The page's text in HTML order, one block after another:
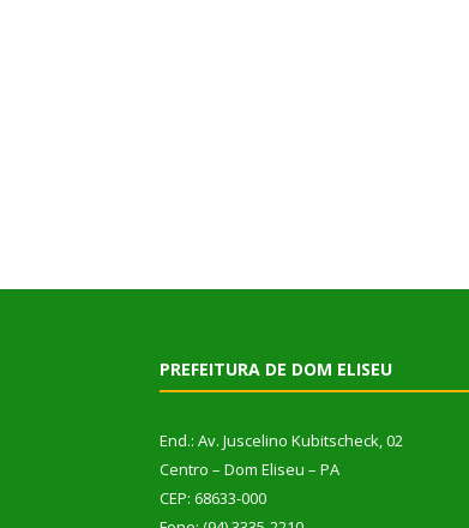
PREFEITURA DE DOM ELISEU
End.: Av. Juscelino Kubitscheck, 02
Centro – Dom Eliseu – PA
CEP: 68633-000